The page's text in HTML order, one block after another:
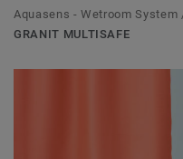
Aquasens - Wetroom
GRANIT MULTISAFE